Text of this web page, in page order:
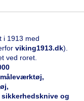
i 1913 med
viking1913.dk).
ved roret.
og